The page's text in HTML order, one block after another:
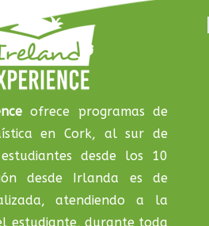
ofrece programas de
en Cork, al sur de
desde los 10
desde Irlanda es de
atendiendo a la
estudiante, durante toda